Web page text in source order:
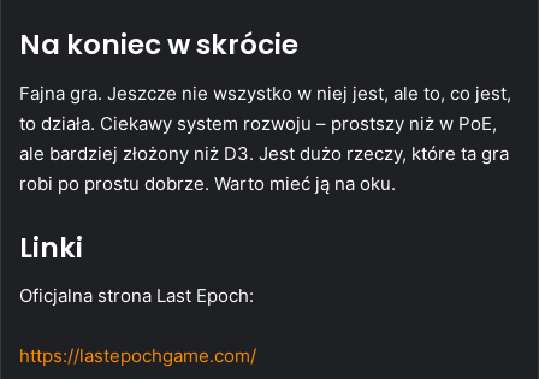
Na koniec w skrócie
Fajna gra. Jeszcze nie wszystko w niej jest, ale to, co jest,
to działa. Ciekawy system rozwoju – prostszy niż w PoE,
ale bardziej złożony niż D3. Jest dużo rzeczy, które ta gra
robi po prostu dobrze. Warto mieć ją na oku.
Linki
Oficjalna strona Last Epoch:
https://lastepochgame.com/